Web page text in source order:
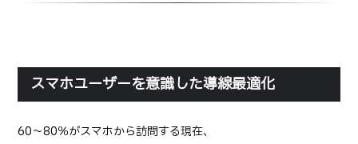
スマホユーザーを意識した導線最適化
60〜80％がスマホから訪問する現在、